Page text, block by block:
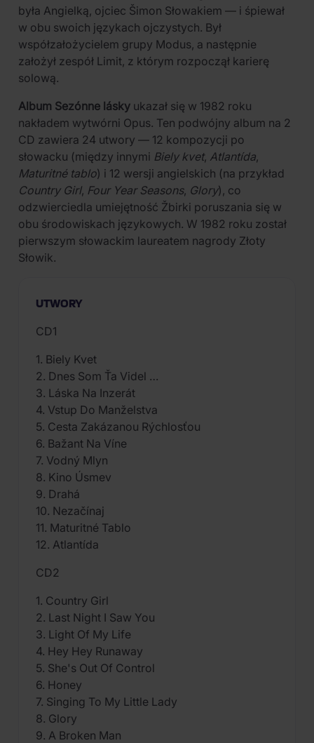
była Angielką, ojciec Šimon Słowakiem — i śpiewał
w obu swoich językach ojczystych. Był
współzałożycielem grupy Modus, a następnie
założył zespół Limit, z którym rozpoczął karierę
solową.
Album Sezónne lásky ukazał się w 1982 roku
nakładem wytwórni Opus. Ten podwójny album na 2
CD zawiera 24 utwory — 12 kompozycji po
słowacku (między innymi Biely kvet, Atlantída,
Maturitné tablo) i 12 wersji angielskich (na przykład
Country Girl, Four Year Seasons, Glory), co
odzwierciedla umiejętność Žbirki poruszania się w
obu środowiskach językowych. W 1982 roku został
pierwszym słowackim laureatem nagrody Złoty
Słowik.
UTWORY
CD1
1. Biely Kvet
2. Dnes Som Ťa Videl …
3. Láska Na Inzerát
4. Vstup Do Manželstva
5. Cesta Zakázanou Rýchlosťou
6. Bažant Na Víne
7. Vodný Mlyn
8. Kino Úsmev
9. Drahá
10. Nezačínaj
11. Maturitné Tablo
12. Atlantída
CD2
1. Country Girl
2. Last Night I Saw You
3. Light Of My Life
4. Hey Hey Runaway
5. She's Out Of Control
6. Honey
7. Singing To My Little Lady
8. Glory
9. A Broken Man